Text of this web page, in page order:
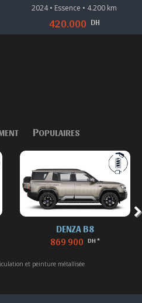
2024 • Essence • 4.200 km
420.000 DH
POPULAIRES
DENZA B8
869 900 DH *
et peinture métallisée